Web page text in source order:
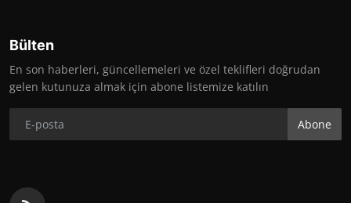
Bülten
En son haberleri, güncellemeleri ve özel teklifleri doğrudan
gelen kutunuza almak için abone listemize katılın
Abone